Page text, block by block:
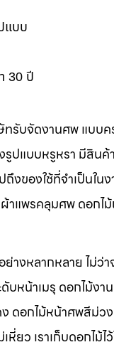
แบบ
30 ปี
รับจัดงานศพ แบบ
ปแบบหรูหรา มีสิน
ถึงของใช้ที่จำเป็
าแพรคลุมศพ ดอกไ
ย่างหลากหลาย ไ
หน้าเมรุ ดอกไม้ง
อกไม้หน้าศพสีม่ว
เหี่ยว เราเก็บดอก